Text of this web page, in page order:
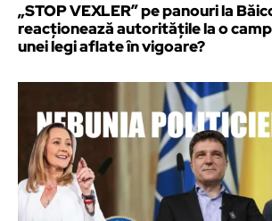
„STOP VEXLER” pe panouri la
reacționează autoritățile la o
unei legi aflate în vigoare?